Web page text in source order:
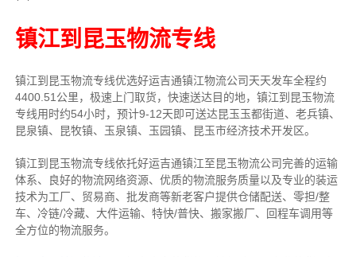
镇江到昆玉物流专线
镇江到昆玉物流专线优选好运吉通镇江物流公司天天发车全程约
4400.51公里， 极速上门取货，快速送达目的地，镇江到昆玉物流
专线用时约54小时，预计9-12天即可送达昆玉玉都街道、老兵镇、
昆泉镇、昆牧镇、玉泉镇、玉园镇、昆玉市经济技术开发区。
镇江到昆玉物流专线依托好运吉通镇江至昆玉物流公司完善的运输
体系、良好的物流网络资源、优质的物流服务质量以及专业的装运
技术为工厂、贸易商、批发商等新老客户提供仓储配送、零担/整
车、冷链/冷藏、大件运输、特快/普快、搬家搬厂、回程车调用等
全方位的物流服务。